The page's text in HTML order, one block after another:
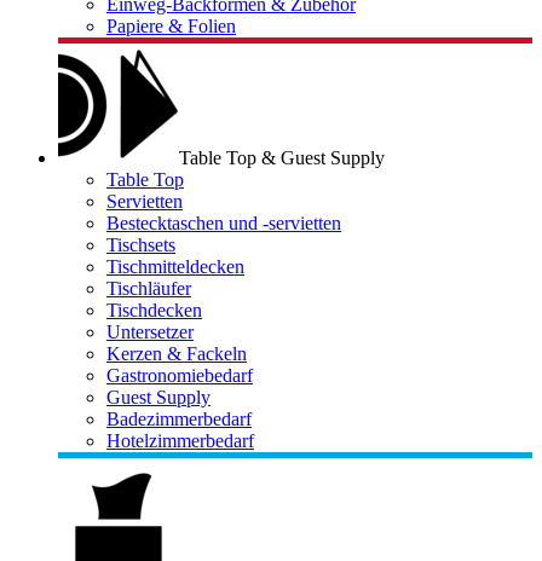
Einweg-Backformen & Zubehör
Papiere & Folien
Table Top & Guest Supply
Table Top
Servietten
Bestecktaschen und -servietten
Tischsets
Tischmitteldecken
Tischläufer
Tischdecken
Untersetzer
Kerzen & Fackeln
Gastronomiebedarf
Guest Supply
Badezimmerbedarf
Hotelzimmerbedarf